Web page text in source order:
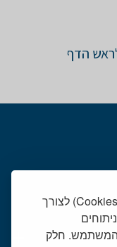
אתר זה עושה שימוש בקבצי עוגיות (Cookies) לצורך
המשתמש. חלק
הדף